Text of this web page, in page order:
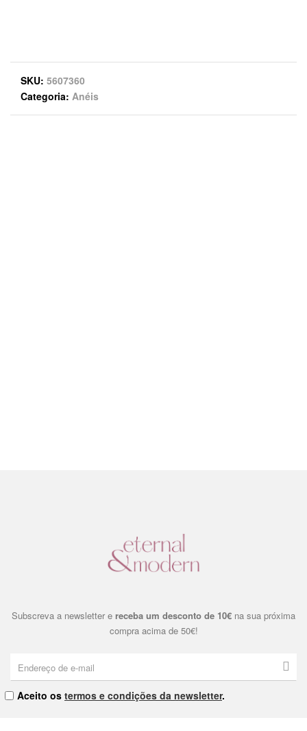
SKU 5607360
Categoria Anéis
Subscreva a newsletter e receba um desconto de 10€ na sua próxima
compra acima de 50€!
Aceito os termos e condições da newsletter.